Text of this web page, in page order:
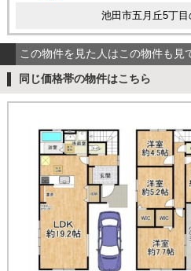
池田市五月丘5丁
この物件を見た人はこの物件も見
同じ価格帯の物件はこちら